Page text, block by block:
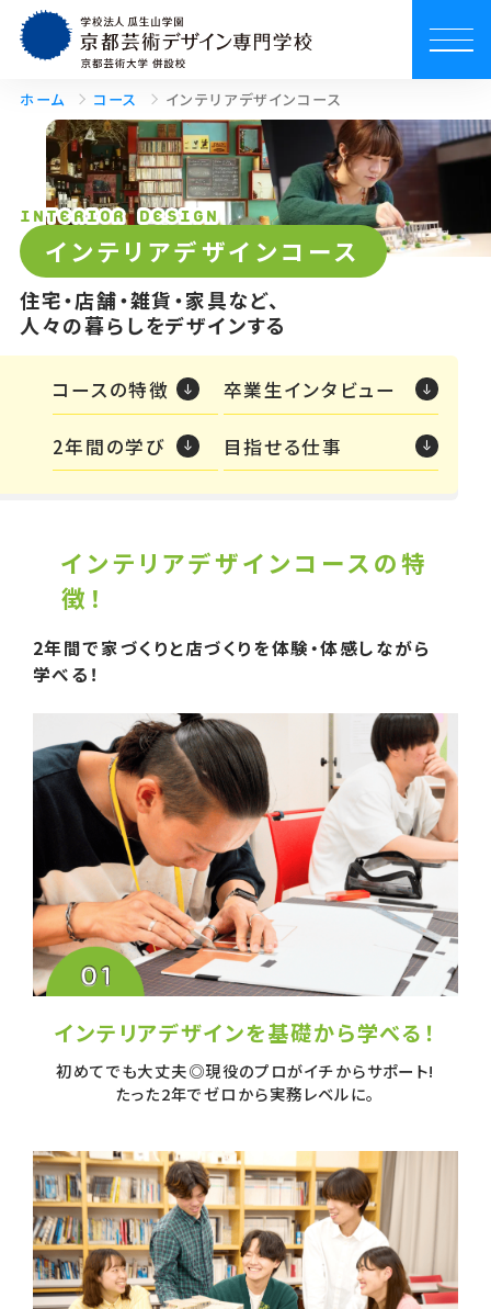
ホーム コース インテリアデザインコース
INTERIOR DESIGN
インテリアデザインコース
住宅・店舗・雑貨・家具など、
人々の暮らしをデザインする
コースの特徴
2年間の学び
卒業生インタビュー
目指せる仕事
インテリアデザインコースの特
徴！
2年間で家づくりと店づくりを体験・体感しながら
学べる！
インテリアデザインを基礎から学べる！
初めてでも大丈夫◎現役のプロがイチからサポート!
たった2年でゼロから実務レベルに。